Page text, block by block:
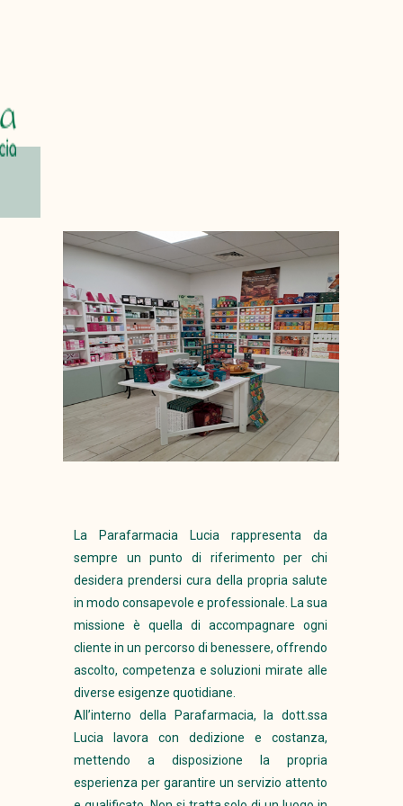
La Parafarmacia Lucia rappresenta da
sempre un punto di riferimento per chi
desidera prendersi cura della propria salute
in modo consapevole e professionale. La sua
missione è quella di accompagnare ogni
cliente in un percorso di benessere, offrendo
ascolto, competenza e soluzioni mirate alle
diverse esigenze quotidiane.
All’interno della Parafarmacia, la dott.ssa
Lucia lavora con dedizione e costanza,
mettendo a disposizione la propria
esperienza per garantire un servizio attento